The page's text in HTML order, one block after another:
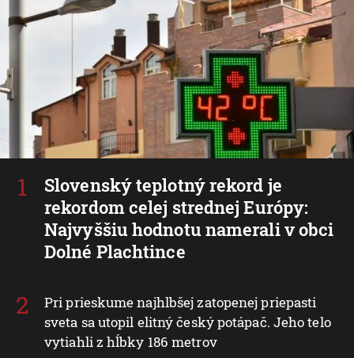
Slovenský teplotný rekord je
rekordom celej strednej Európy:
Najvyššiu hodnotu namerali v obci
Dolné Plachtince
Pri prieskume najhlbšej zatopenej priepasti
sveta sa utopil elitný český potápač. Jeho telo
vytiahli z hĺbky 186 metrov